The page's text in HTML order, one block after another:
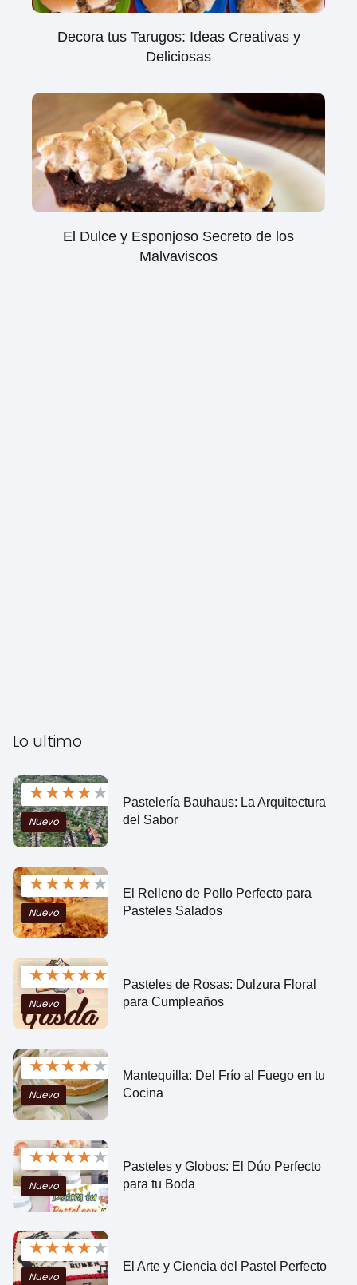
Decora tus Tarugos: Ideas Creativas y
Deliciosas
El Dulce y Esponjoso Secreto de los
Malvaviscos
Lo ultimo
★★★★★
Nuevo
Pastelería Bauhaus: La Arquitectura
del Sabor
★★★★★
Nuevo
El Relleno de Pollo Perfecto para
Pasteles Salados
★★★★★
Nuevo
Pasteles de Rosas: Dulzura Floral
para Cumpleaños
★★★★★
Nuevo
Mantequilla: Del Frío al Fuego en tu
Cocina
★★★★★
Nuevo
Pasteles y Globos: El Dúo Perfecto
para tu Boda
★★★★★
Nuevo
El Arte y Ciencia del Pastel Perfecto